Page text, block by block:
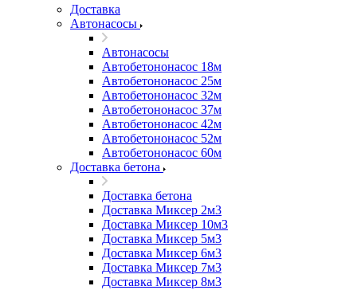
Доставка
Автонасосы
Автонасосы
Автобетононасос 18м
Автобетононасос 25м
Автобетононасос 32м
Автобетононасос 37м
Автобетононасос 42м
Автобетононасос 52м
Автобетононасос 60м
Доставка бетона
Доставка бетона
Доставка Миксер 2м3
Доставка Миксер 10м3
Доставка Миксер 5м3
Доставка Миксер 6м3
Доставка Миксер 7м3
Доставка Миксер 8м3